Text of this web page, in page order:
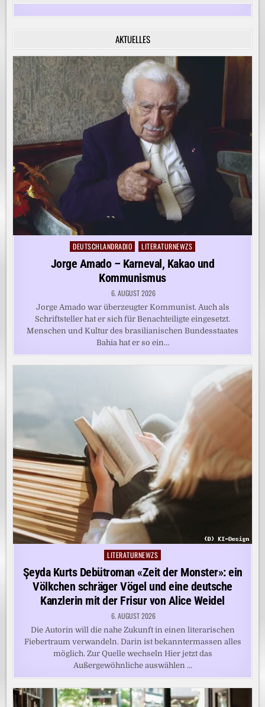
UND
RUHE
AKTUELLES
Posted
DEUTSCHLANDRADIO LITERATURNEWZS
Jorge Amado – Karneval, Kakao und
Kommunismus
6. AUGUST 2026
Jorge Amado war überzeugter Kommunist. Auch als
Schriftsteller hat er sich für Benachteiligte eingesetzt.
Menschen und Kultur des brasilianischen Bundesstaates
Bahia hat er so ein…
Posted
in
LITERATURNEWZS
Şeyda Kurts Debütroman «Zeit der Monster»: ein
Völkchen schräger Vögel und eine deutsche
Kanzlerin mit der Frisur von Alice Weidel
6. AUGUST 2026
Die Autorin will die nahe Zukunft in einen literarischen
Fiebertraum verwandeln. Darin ist bekanntermassen alles
möglich. Zur Quelle wechseln Hier jetzt das
Außergewöhnliche auswählen …